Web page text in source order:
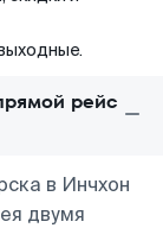
рейс
в Инчхон
двумя